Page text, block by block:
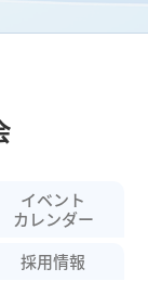
イベント
カレンダー
採用情報